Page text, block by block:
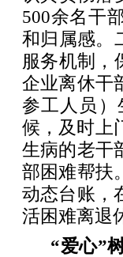
500余名干
和归属感。
服务机制，
企业离休干
参工人员）
候，及时上
生病的老干
部困难帮扶
动态台账，
活困难离退
“爱心”